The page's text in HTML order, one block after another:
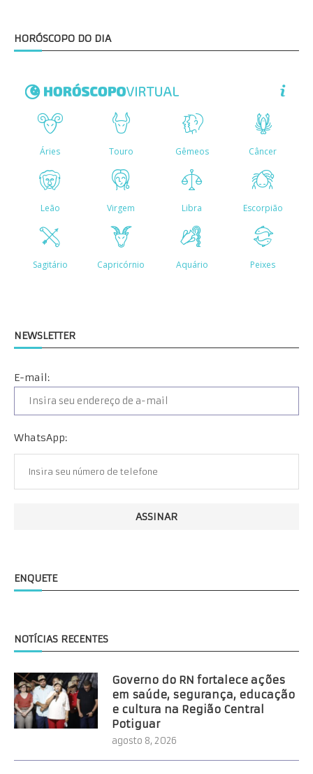
HORÓSCOPO DO DIA
NEWSLETTER
E-mail:
WhatsApp:
ENQUETE
NOTÍCIAS RECENTES
Governo do RN fortalece ações
em saúde, segurança, educação
e cultura na Região Central
Potiguar
agosto 8, 2026